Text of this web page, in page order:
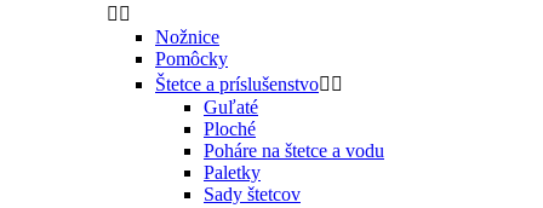
 
Nožnice
Pomôcky
Štetce a príslušenstvo 
Guľaté
Ploché
Poháre na štetce a vodu
Paletky
Sady štetcov